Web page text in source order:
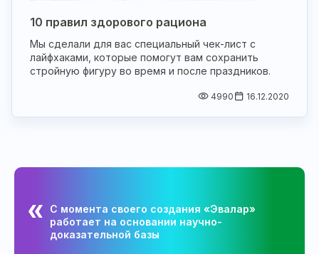
10 правил здорового рациона
Мы сделали для вас специальный чек-лист с
лайфхаками, которые помогут вам сохранить
стройную фигуру во время и после праздников.
4990 16.12.2020
С момента своего создания «Эвалар»
работает на основании научно-
доказательной базы